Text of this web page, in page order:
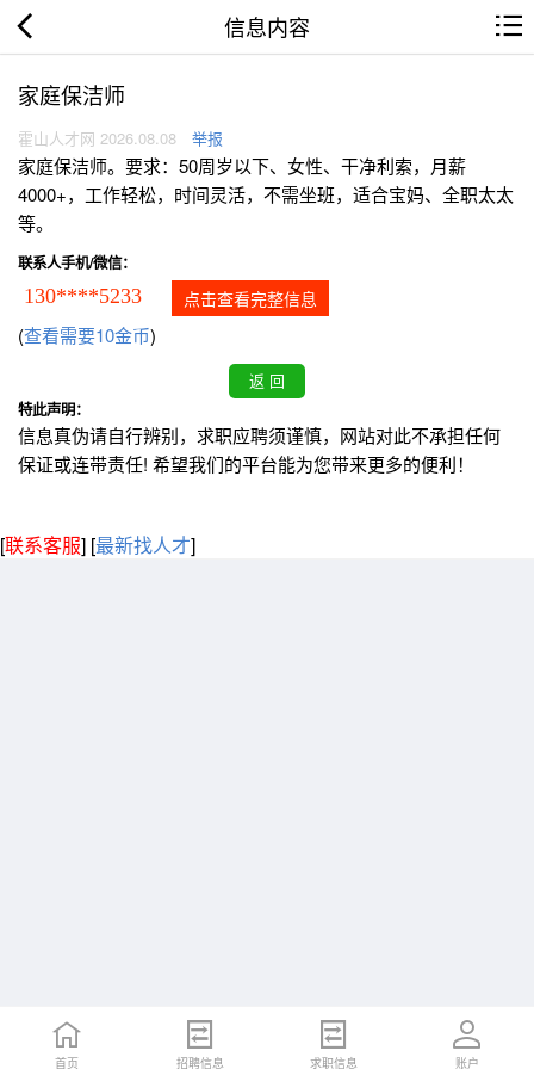
信息内容
家庭保洁师
霍山人才网 2026.08.08 举报
家庭保洁师。要求：50周岁以下、女性、干净利索，月薪
4000+，工作轻松，时间灵活，不需坐班，适合宝妈、全职太太
等。
联系人手机/微信：
130****5233 点击查看完整信息
(查看需要10金币)
特此声明：
信息真伪请自行辨别，求职应聘须谨慎，网站对此不承担任何
保证或连带责任! 希望我们的平台能为您带来更多的便利！
[联系客服] [最新找人才]
首页 招聘信息 求职信息 账户